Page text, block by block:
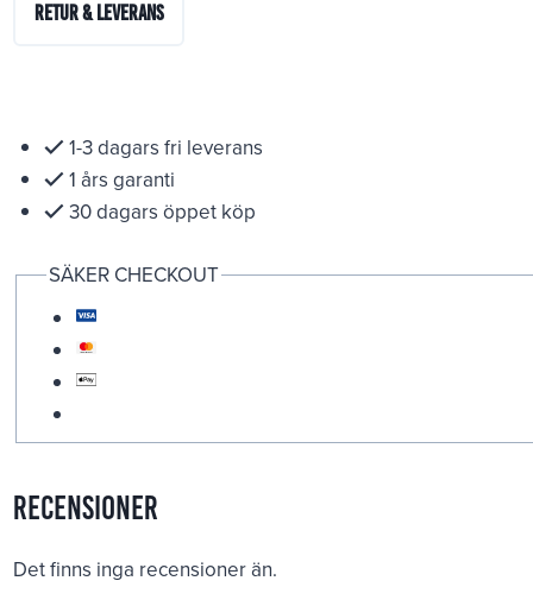
Retur & Leverans
1-3 dagars fri leverans
1 års garanti
30 dagars öppet köp
SÄKER CHECKOUT
Recensioner
Det finns inga recensioner än.